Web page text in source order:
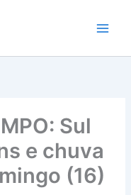
Sul
e chuva
(16)